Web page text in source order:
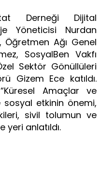
Derneği Dijital
Yöneticisi Nurdan
Öğretmen Ağı Genel
SosyalBen Vakfı
Sektör Gönüllüleri
Gizem Ece katıldı.
Amaçlar ve
sosyal etkinin önemi,
sivil tolumun ve
anlatıldı.